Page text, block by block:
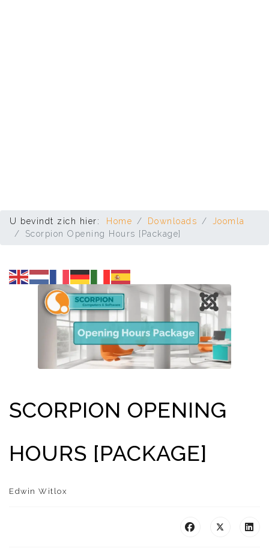
U bevindt zich hier: Home Downloads
Joomla
Scorpion Opening Hours [Package]
SCORPION OPENING
HOURS [PACKAGE]
Edwin Witlox